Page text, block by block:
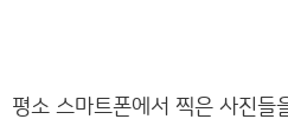
평소 스마트폰에서 찍은 사진들